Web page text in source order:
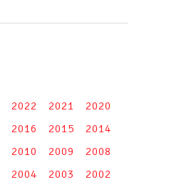
2022 2021
2020
2016 2015
2014
2010 2009
2008
2004 2003
2002